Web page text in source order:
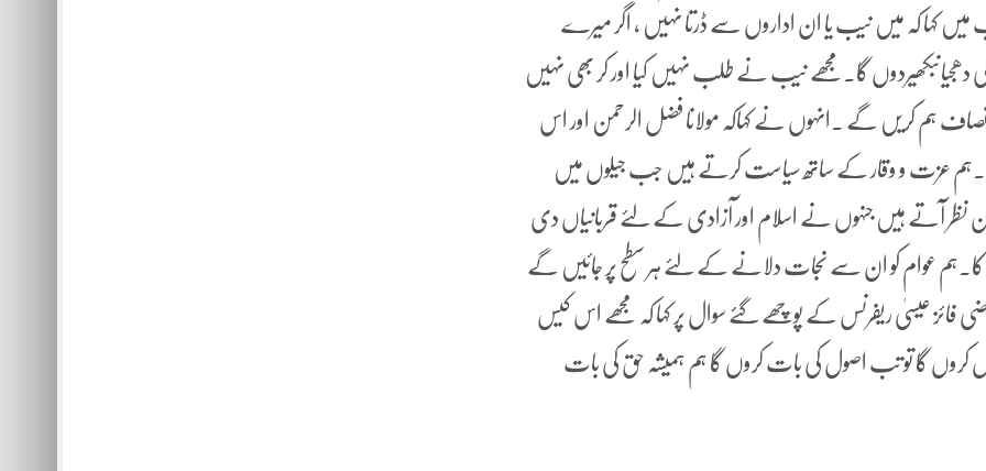
کہا کہ میں نیب یا ان اداروں سے ڈرتا نہیں ، اگر میرے
دھجیاںبکھیردوں گا۔مجھے نیب نے طلب نہیں کیا اور کر بھی نہیں
ہم کریں گے ۔انہوں نے کہاکہ مولانا فضل الرحمن اور اس
عزت و وقار کے ساتھ سیاست کرتے ہیں جب جیلوں میں
آتے ہیں جنہوں نے اسلام اور آزادی کے لئے قربانیاں دی
کا۔ہم عوام کو ان سے نجات دلانے کے لئے ہر سطح پر جائیں گے
فائز عیسیٰ ریفرنس کے پوچھے گئے سوال پر کہا کہ مجھے اس کیس
گا تو تب اصول کی بات کروں گا ہم ہمیشہ حق کی بات